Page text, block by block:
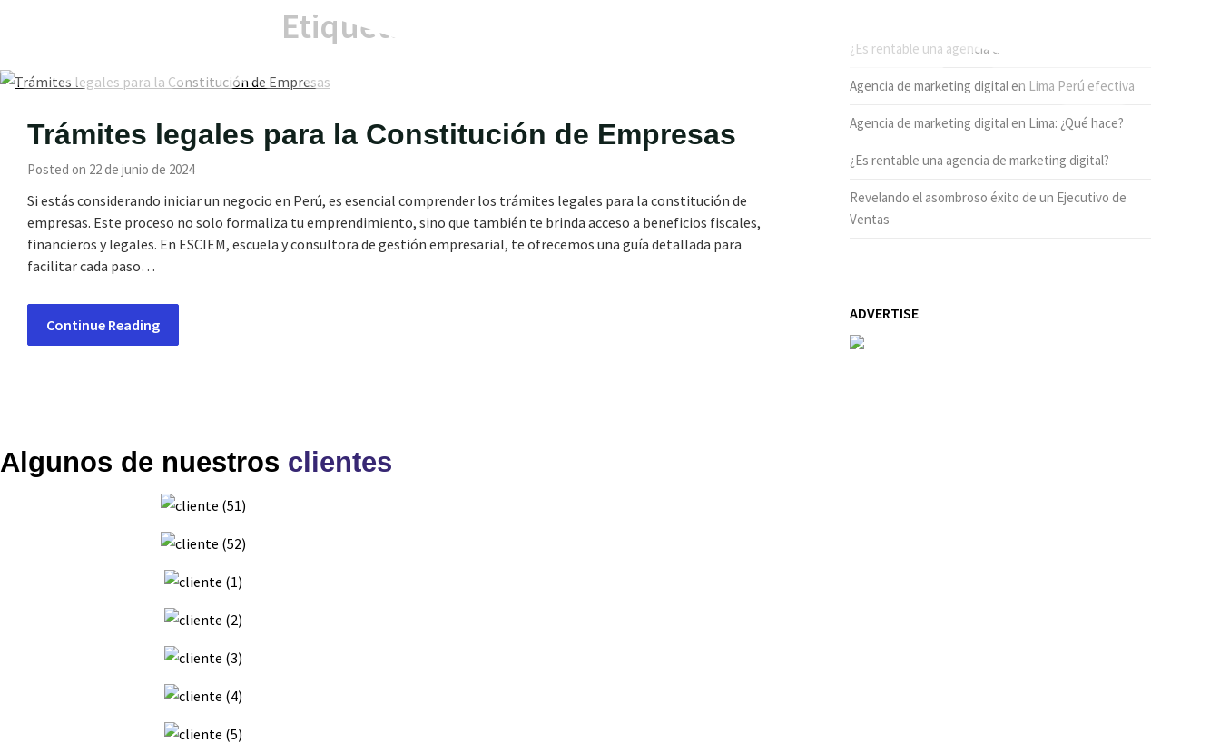
Etiqueta:
Trámites legales para la Constitución de Empresas
Posted on 22 de junio de 2024
Si estás considerando iniciar un negocio en Perú, es esencial comprender los trámites legales para la constitución de
empresas. Este proceso no solo formaliza tu emprendimiento, sino que también te brinda acceso a beneficios fiscales,
financieros y legales. En ESCIEM, escuela y consultora de gestión empresarial, te ofrecemos una guía detallada para
facilitar cada paso…
Continue Reading
¿Es rentable una agencia de marketing digital hoy?
Agencia de marketing digital en Lima Perú efectiva
Agencia de marketing digital en Lima: ¿Qué hace?
¿Es rentable una agencia de marketing digital?
Revelando el asombroso éxito de un Ejecutivo de
Ventas
ADVERTISE
Algunos de nuestros clientes